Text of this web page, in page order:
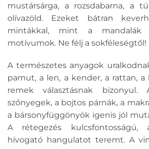
mustársárga, a rozsdabarna, a
olívazöld. Ezeket bátran
mintákkal, mint a
motívumok. Ne félj a sokféleségtől!
A természetes anyagok
pamut, a len, a kender, a rattan, a
remek választásnak
szőnyegek, a bojtos párnák, a
a bársonyfüggönyök igenis jól
A rétegezés
hívogató hangulatot teremt. A